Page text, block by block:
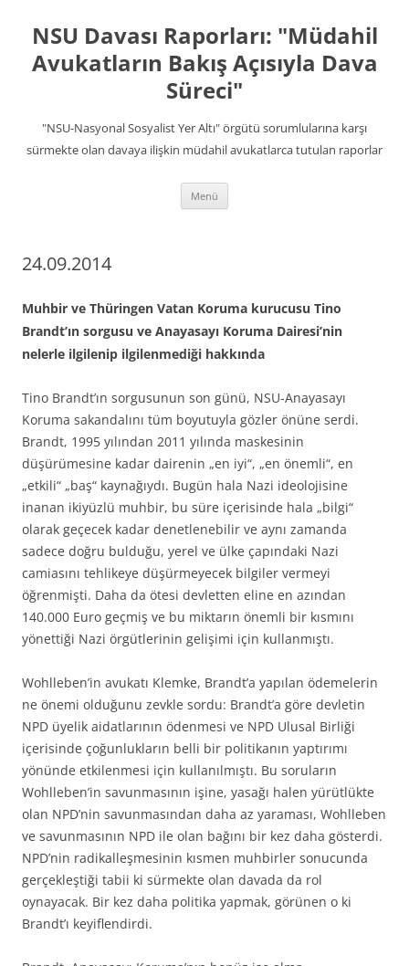
NSU Davası Raporları: "Müdahil
Avukatların Bakış Açısıyla Dava
Süreci"
"NSU-Nasyonal Sosyalist Yer Altı" örgütü sorumlularına karşı
sürmekte olan davaya ilişkin müdahil avukatlarca tutulan raporlar
Menü
24.09.2014
Muhbir ve Thüringen Vatan Koruma kurucusu Tino
Brandt’ın sorgusu ve Anayasayı Koruma Dairesi’nin
nelerle ilgilenip ilgilenmediği hakkında
Tino Brandt’ın sorgusunun son günü, NSU-Anayasayı
Koruma sakandalını tüm boyutuyla gözler önüne serdi.
Brandt, 1995 yılından 2011 yılında maskesinin
düşürümesine kadar dairenin „en iyi“, „en önemli“, en
„etkili“ „baş“ kaynağıydı. Bugün hala Nazi ideolojisine
inanan ikiyüzlü muhbir, bu süre içerisinde hala „bilgi“
olarak geçecek kadar denetlenebilir ve aynı zamanda
sadece doğru bulduğu, yerel ve ülke çapındaki Nazi
camiasını tehlikeye düşürmeyecek bilgiler vermeyi
öğrenmişti. Daha da ötesi devletten eline en azından
140.000 Euro geçmiş ve bu miktarın önemli bir kısmını
yönettiği Nazi örgütlerinin gelişimi için kullanmıştı.
Wohlleben’in avukatı Klemke, Brandt’a yapılan ödemelerin
ne önemi olduğunu zevkle sordu: Brandt’a göre devletin
NPD üyelik aidatlarının ödenmesi ve NPD Ulusal Birliği
içerisinde çoğunlukların belli bir politikanın yaptırımı
yönünde etkilenmesi için kullanılmıştı. Bu soruların
Wohlleben’in savunmasının işine, yasağı halen yürütlükte
olan NPD’nin savunmasından daha az yaraması, Wohlleben
ve savunmasının NPD ile olan bağını bir kez daha gösterdi.
NPD’nin radikalleşmesinin kısmen muhbirler sonucunda
gerçekleştiği tabii ki sürmekte olan davada da rol
oynayacak. Bir kez daha politika yapmak, görünen o ki
Brandt’ı keyiflendirdi.